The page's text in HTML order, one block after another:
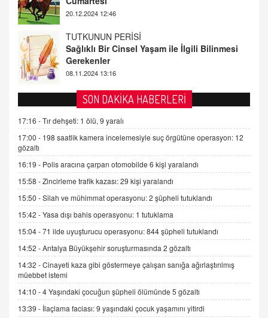
08.11.2024 13:16
FARUK ÖNALAN
Tezkere Onaylanmasaydı…
2 Kasım 2021 Salı 00:11
AV. DOĞAN CAN DOĞAN
Kişisel verilerin korunması ve dijital hukukun
gelişimi
15.09.2025 16:17
SEHER EREK
Kış Ayları Geldi, Hangi Önlemler Alınmalı?
9.12.2025 10:11
İNCİ GÜL AKÖL
Trump Keşke Adana'yı da Ziyaret Etse...
06.07.2026 13:00
ADEM AKÖL
Esed Destekçilerinin Yüzüne Vurulan Şamar:
Sednaya
11.12.2024 12:30
SON DAKİKA HABERLERİ
17:16 -Tır dehşeti: 1 ölü, 9 yaralı
17:00 - 198 saatlik kamera incelemesiyle suç örgütüne operasyon: 12
gözaltı
16:19 - Polis aracına çarpan otomobilde 6 kişi yaralandı
15:58 -Zincirleme trafik kazası: 29 kişi yaralandı
15:50 -Silah ve mühimmat operasyonu: 2 şüpheli tutuklandı
15:42 -Yasa dışı bahis operasyonu: 1 tutuklama
15:04 -71 ilde uyuşturucu operasyonu: 844 şüpheli tutuklandı
14:52 -Antalya Büyükşehir soruşturmasında 2 gözaltı
14:32 -Cinayeti kaza gibi göstermeye çalışan sanığa ağırlaştırılmış
müebbet istemi
14:10 -4 Yaşındaki çocuğun şüpheli ölümünde 5 gözaltı
13:39 - İlaçlama faciası: 9 yaşındaki çocuk yaşamını yitirdi